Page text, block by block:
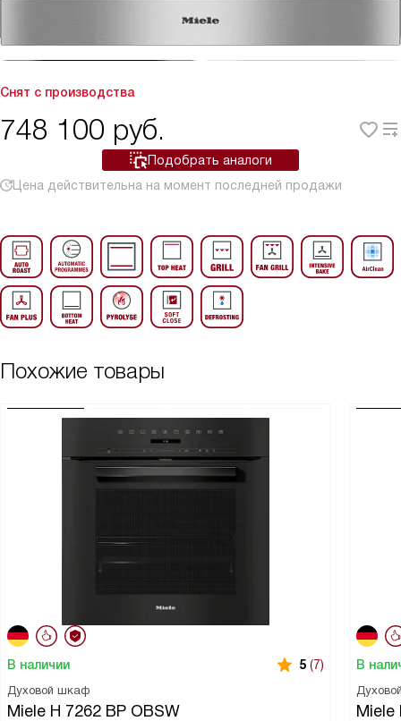
Снят с производства
748 100 руб.
Подобрать аналоги
Цена действительна на момент последней продажи
Похожие товары
В наличии 5 (7)
Духовой шкаф
Miele H 7262 BP OBSW
В
Miele